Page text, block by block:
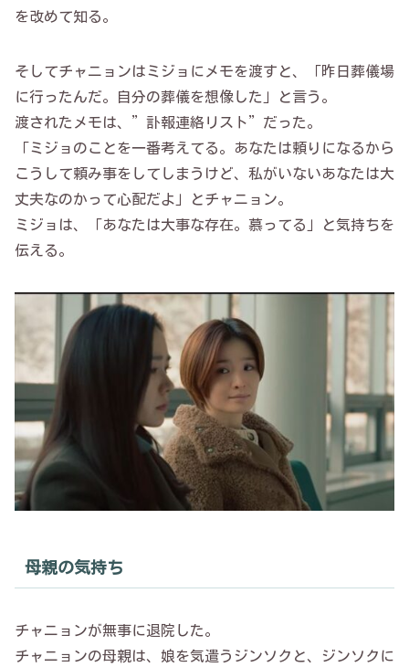
を改めて知る。
そしてチャニョンはミジョにメモを渡すと、「昨日葬儀場
に行ったんだ。自分の葬儀を想像した」と言う。
渡されたメモは、”訃報連絡リスト”だった。
「ミジョのことを一番考えてる。あなたは頼りになるから
こうして頼み事をしてしまうけど、私がいないあなたは大
丈夫なのかって心配だよ」とチャニョン。
ミジョは、「あなたは大事な存在。慕ってる」と気持ちを
伝える。
母親の気持ち
チャニョンが無事に退院した。
チャニョンの母親は、娘を気遣うジンソクと、ジンソクに